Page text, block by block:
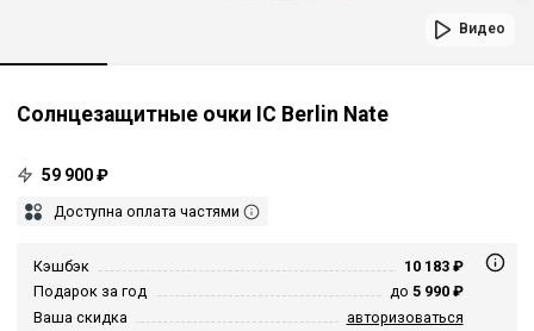
Видео
Солнцезащитные очки IC Berlin Nate
59 900 ₽
Доступна оплата частями
Кэшбэк
10 183 ₽
Подарок за год
до 5 990 ₽
Ваша скидка
авторизоваться